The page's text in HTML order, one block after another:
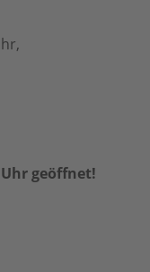
Uhr geöffnet!